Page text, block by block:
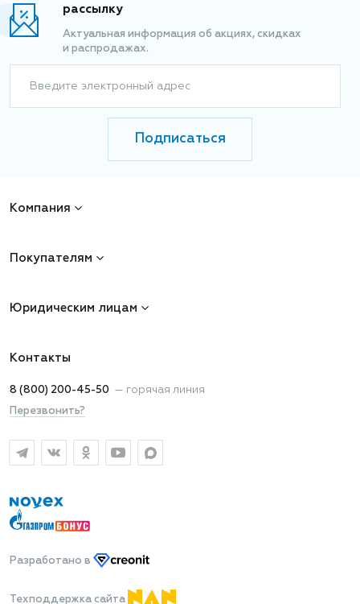
рассылку
Актуальная информация об акциях, скидках
и распродажах.
Введите электронный адрес
Подписаться
Компания
Покупателям
Юридическим лицам
Контакты
8 (800) 200-45-50 — горячая линия
Перезвонить?
Разработано в
Техподдержка сайта